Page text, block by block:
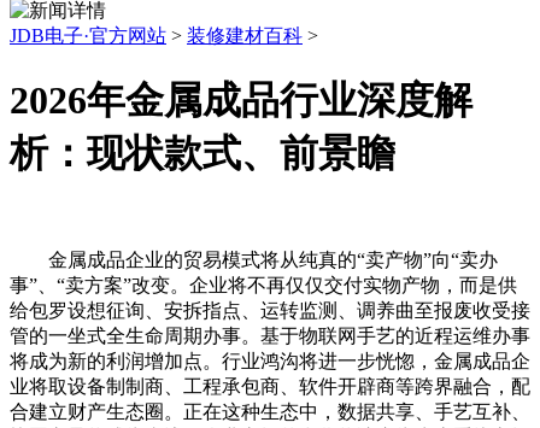
JDB电子·官方网站 > 装修建材百科 >
2026年金属成品行业深度解
析：现状款式、前景瞻
金属成品企业的贸易模式将从纯真的“卖产物”向“卖办
事”、“卖方案”改变。企业将不再仅仅交付实物产物，而是供
给包罗设想征询、安拆指点、运转监测、调养曲至报废收受接
管的一坐式全生命周期办事。基于物联网手艺的近程运维办事
将成为新的利润增加点。行业鸿沟将进一步恍惚，金属成品企
业将取设备制制商、工程承包商、软件开辟商等跨界融合，配
合建立财产生态圈。正在这种生态中，数据共享、手艺互补、